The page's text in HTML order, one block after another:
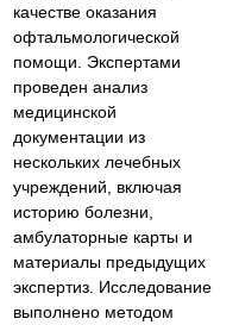
качестве оказания
офтальмологической
помощи. Экспертами
проведен анализ
медицинской
документации из
нескольких лечебных
учреждений, включая
историю болезни,
амбулаторные карты и
материалы предыдущих
экспертиз. Исследование
выполнено методом